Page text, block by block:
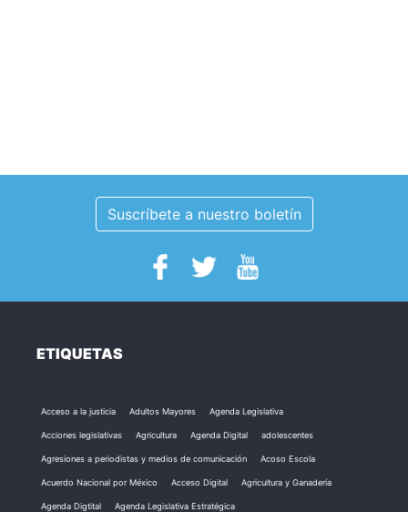
Suscríbete a nuestro boletín
ETIQUETAS
Acceso a la justicia Adultos Mayores Agenda Legislativa
Acciones legislativas Agricultura Agenda Digital adolescentes
Agresiones a periodistas y medios de comunicación Acoso Escola
Acuerdo Nacional por México Acceso Digital Agricultura y Ganadería
Agenda Digtital Agenda Legislativa Estratégica